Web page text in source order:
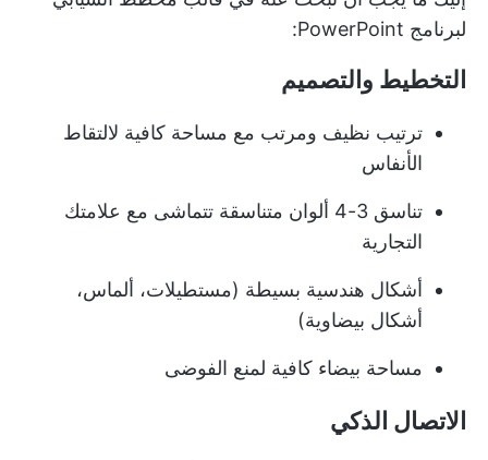
لبرنامج PowerPoint:
التخطيط والتصميم
ترتيب نظيف ومرتب مع مساحة كافية لالتقاط
الأنفاس
تناسق 3-4 ألوان متناسقة تتماشى مع علامتك
التجارية
أشكال هندسية بسيطة (مستطيلات، ألماس،
أشكال بيضاوية)
مساحة بيضاء كافية لمنع الفوضى
الاتصال الذكي